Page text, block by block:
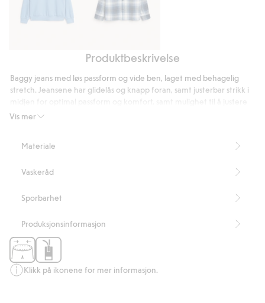
preget
trykk
Flanelloverskjorte
brystlommer
Produktbeskrivelse
Vis mer
Baggy jeans med løs passform og vide ben, laget med behagelig
stretch. Jeansene har glidelås og knapp foran, samt justerbar strikk i
livvidden. Fem klassiske jeanslommer. Beltestropper i midjen.
Stretch
Artikkelnummer
Materiale
Vaskeråd
Sporbarhet
Produksjonsinformasjon
Klikk på ikonene for mer informasjon.